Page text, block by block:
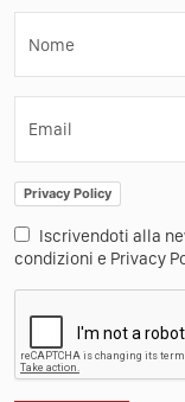
Nome
Email
Privacy Policy
Iscrivendoti alla
condizioni e Privacy